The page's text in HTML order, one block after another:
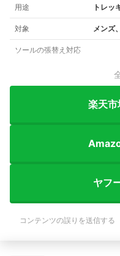
用途 トレッ
対象 メンズ
ソールの張替え対応
楽天市
ヤフ
コンテンツの誤りを送信する